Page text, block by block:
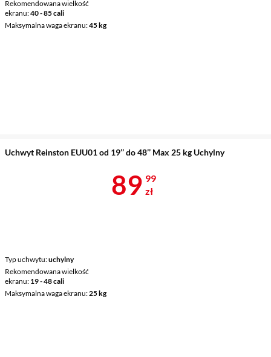
Rekomendowana wielkość
ekranu 40 - 85 cali
Maksymalna waga ekranu 45 kg
Uchwyt Reinston EUU01 od 19’’ do 48’’ Max 25 kg Uchylny
Typ uchwytu uchylny
Rekomendowana wielkość
ekranu 19 - 48 cali
Maksymalna waga ekranu 25 kg
Cena 89,99
89 99
zł